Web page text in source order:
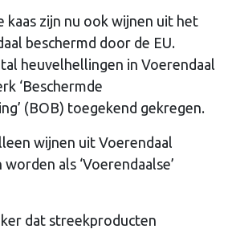
kaas zijn nu ook wijnen uit het
beschermd door de EU.
heuvelhellingen in Voerendaal
‘Beschermde
(BOB) toegekend gekregen.
wijnen uit Voerendaal
als ‘Voerendaalse’
dat streekproducten